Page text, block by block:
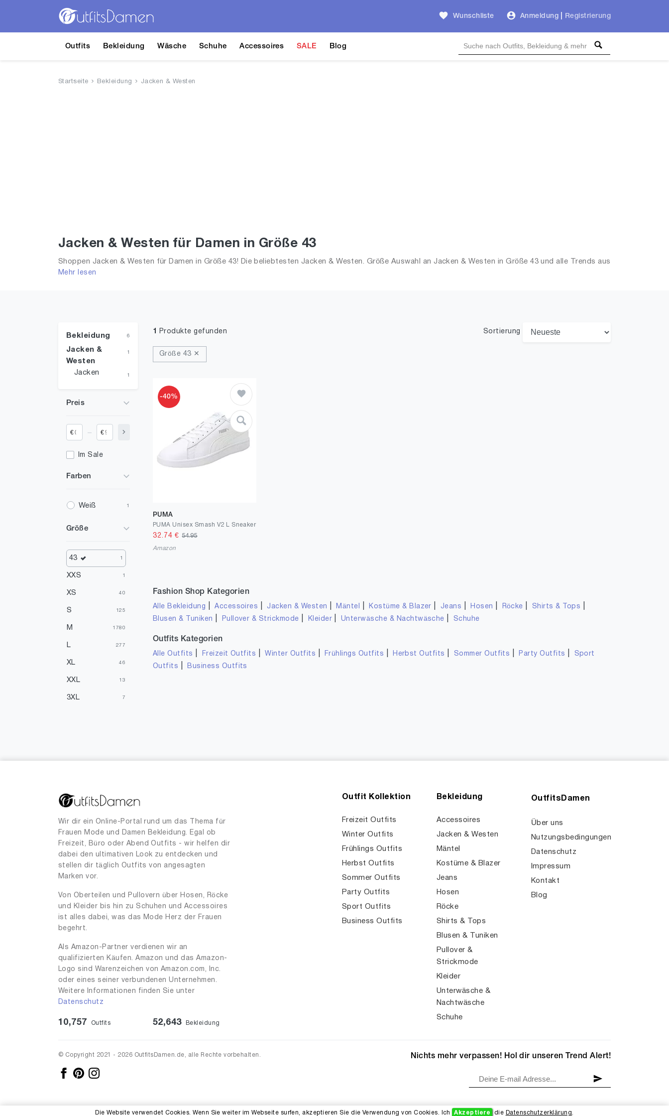
Wunschliste Anmeldung Registrierung
Outfits Bekleidung Wäsche Schuhe Accessoires SALE Blog
Startseite Bekleidung Jacken & Westen
Jacken & Westen für Damen in Größe 43
Shoppen Jacken & Westen für Damen in Größe 43! Die beliebtesten Jacken & Westen. Größe Auswahl an Jacken & Westen in Größe 43 und alle Trends aus
2026 für Frauen!
Mehr lesen
Bekleidung 6
Jacken &
Westen
1
Jacken 1
Preis
€ €
Im Sale
Farben
Weiß 1
Größe
43 1
XXS 1
XS 40
S 125
M 1780
L 277
XL 46
XXL 13
3XL 7
34 14
36 13
40 61
42
46
176
1 Produkte gefunden Sortierung
Größe 43 ✕
-40%
PUMA
PUMA Unisex Smash V2 L Sneaker
32.74 €54.95
Amazon
Fashion Shop Kategorien
Alle Bekleidung |Accessoires Jacken & Westen Mäntel Kostüme & Blazer Jeans Hosen Röcke Shirts & Tops
Blusen & Tuniken Pullover & Strickmode Kleider Unterwäsche & Nachtwäsche Schuhe
Outfits Kategorien
Alle Outfits Freizeit Outfits |Winter Outfits Frühlings Outfits Herbst Outfits Sommer Outfits Party Outfits
Sport
Outfits
Business Outfits
Wir dir ein Online-Portal rund um das Thema für
Frauen Mode und Damen Bekleidung. Egal ob
Freizeit, Büro oder Abend Outfits - wir helfen dir
dabei den ultimativen Look zu entdecken und
stellen dir täglich Outfits von angesagten
Marken vor.
Von Oberteilen und Pullovern über Hosen, Röcke
und Kleider bis hin zu Schuhen und Accessoires
ist alles dabei, was das Mode Herz der Frauen
begehrt.
Als Amazon-Partner verdienen wir an
qualifizierten Käufen. Amazon und das Amazon-
Logo sind Warenzeichen von Amazon.com, Inc.
oder eines seiner verbundenen Unternehmen.
Weitere Informationen finden Sie unter
Datenschutz
10,757 Outfits 52,643 Bekleidung
Outfit Kollektion
Freizeit Outfits
Winter Outfits
Frühlings Outfits
Herbst Outfits
Sommer Outfits
Party Outfits
Sport Outfits
Business Outfits
Bekleidung
Accessoires
Jacken & Westen
Mäntel
Kostüme & Blazer
Jeans
Hosen
Röcke
Shirts & Tops
Blusen & Tuniken
Pullover &
Strickmode
Kleider
Unterwäsche &
Nachtwäsche
Schuhe
OutfitsDamen
Über uns
Nutzungsbedingungen
Datenschutz
Impressum
Kontakt
Blog
© Copyright 2021 - 2026 OutfitsDamen.de, alle Rechte vorbehalten. Nichts mehr verpassen! Hol dir unseren Trend Alert!
Die Website verwendet Cookies. Wenn Sie weiter im Webseite surfen, akzeptieren Sie die Verwendung von Cookies. Ich Akzeptiere die Datenschutzerklärung